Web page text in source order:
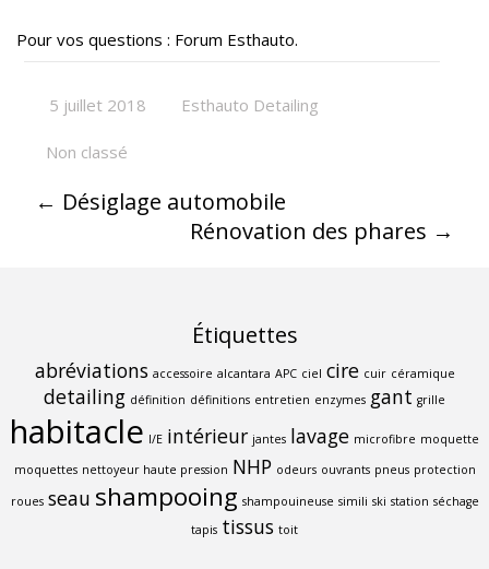
Pour vos questions : Forum Esthauto.
5 juillet 2018 Esthauto Detailing
Non classé
← Désiglage automobile
Rénovation des phares →
Étiquettes
abréviations accessoire alcantara APC ciel cire cuir céramique
detailing définition définitions entretien enzymes gant grille
habitacle I/E intérieur jantes lavage microfibre moquette
moquettes nettoyeur haute pression NHP odeurs ouvrants pneus protection
roues seau shampooing shampouineuse simili ski station séchage
tapis tissus toit